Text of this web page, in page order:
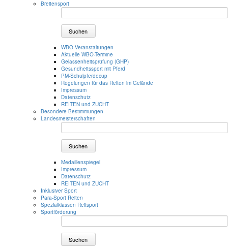
Breitensport
Suchen
WBO-Veranstaltungen
Aktuelle WBO-Termine
Gelassenheitsprüfung (GHP)
Gesundheitssport mit Pferd
PM-Schulpferdecup
Regelungen für das Reiten im Gelände
Impressum
Datenschutz
REITEN und ZUCHT
Besondere Bestimmungen
Landesmeisterschaften
Suchen
Medaillenspiegel
Impressum
Datenschutz
REITEN und ZUCHT
Inklusiver Sport
Para-Sport Reiten
Spezialklassen Reitsport
Sportförderung
Suchen